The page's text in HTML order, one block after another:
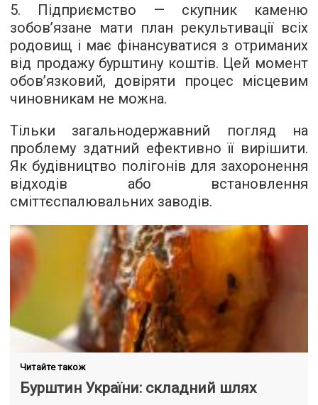
5. Підприємство — скупник каменю
зобов’язане мати план рекультивації всіх
родовищ і має фінансуватися з отриманих
від продажу бурштину коштів. Цей момент
обов’язковий, довіряти процес місцевим
чиновникам не можна.
Тільки загальнодержавний погляд на
проблему здатний ефективно її вирішити.
Як будівництво полігонів для захоронення
відходів або встановлення
сміттєспалювальних заводів.
Читайте також
Бурштин України: складний шлях